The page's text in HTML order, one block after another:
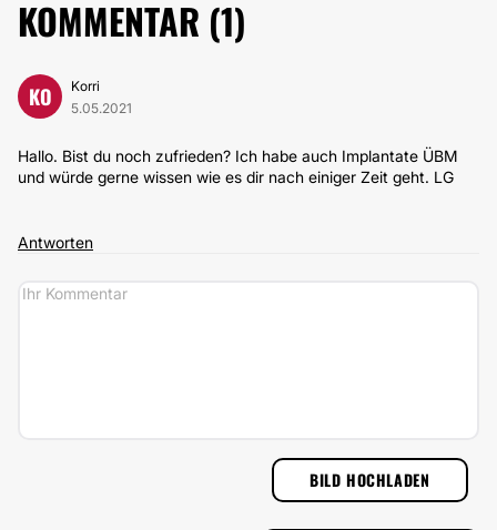
KOMMENTAR (1)
KO
Korri
5.05.2021
Hallo. Bist du noch zufrieden? Ich habe auch Implantate ÜBM
und würde gerne wissen wie es dir nach einiger Zeit geht. LG
Antworten
BILD HOCHLADEN